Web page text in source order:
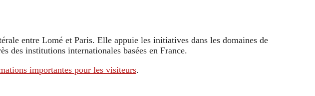
entre Lomé et Paris. Elle appuie les initiatives dans les domaines de
des institutions internationales basées en France.
importantes pour les visiteurs.